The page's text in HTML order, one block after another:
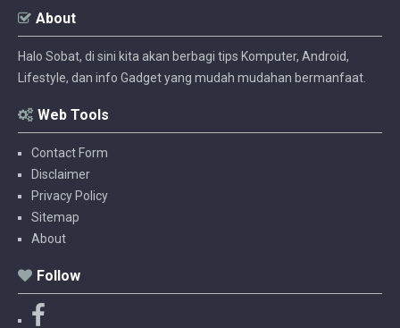
About
Halo Sobat, di sini kita akan berbagi tips Komputer, Android,
Lifestyle, dan info Gadget yang mudah mudahan bermanfaat.
Web Tools
Contact Form
Disclaimer
Privacy Policy
Sitemap
About
Follow